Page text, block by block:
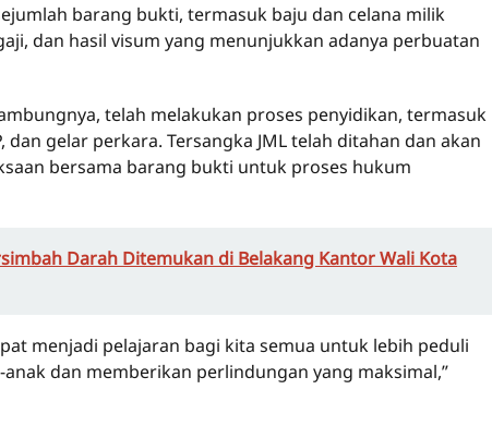
barang bukti, termasuk baju dan celana milik
dan hasil visum yang menunjukkan adanya perbuatan
telah melakukan proses penyidikan, termasuk
dan gelar perkara. Tersangka JML telah ditahan dan akan
bersama barang bukti untuk proses hukum
Darah Ditemukan di Belakang Kantor Wali Kota
menjadi pelajaran bagi kita semua untuk lebih peduli
dan memberikan perlindungan yang maksimal,”